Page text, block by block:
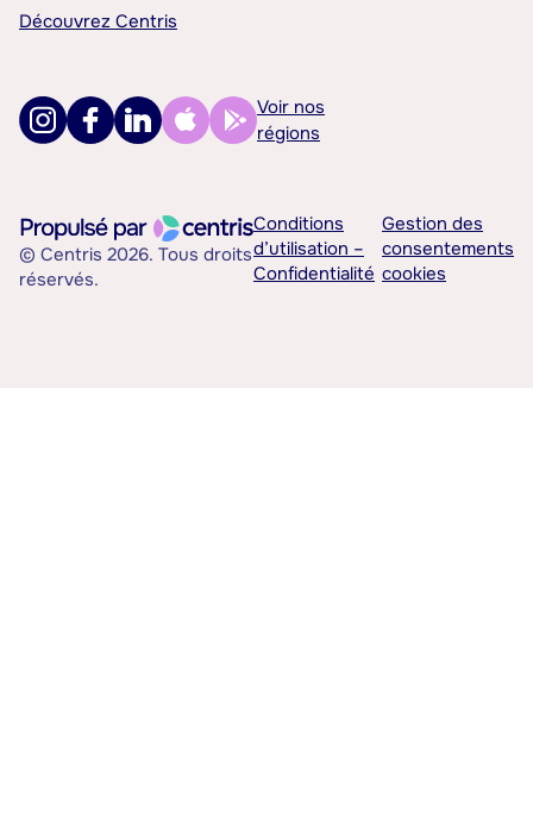
Découvrez Centris
Voir nos
régions
© Centris 2026. Tous droits
réservés.
Conditions
d’utilisation –
Confidentialité
Gestion des
consentements
cookies